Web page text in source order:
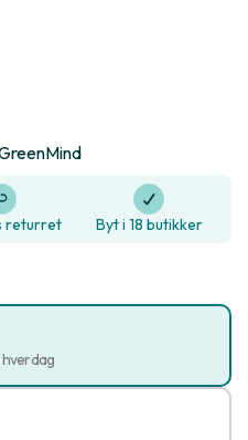
returret Byt i 18 butikker